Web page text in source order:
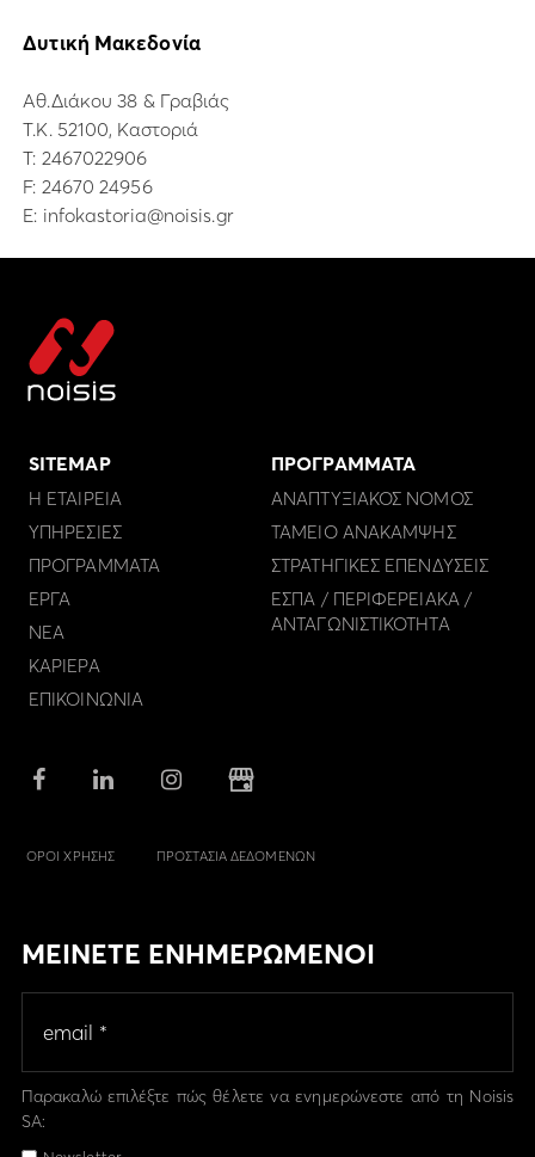
Δυτική Μακεδονία
Αθ.Διάκου 38 & Γραβιάς
Τ.Κ. 52100, Καστοριά
Τ: 2467022906
F: 24670 24956
E: infokastoria@noisis.gr
SITEMAP
Η ΕΤΑΙΡΕΙΑ
ΥΠΗΡΕΣΙΕΣ
ΠΡΟΓΡΑΜΜΑΤΑ
ΕΡΓΑ
ΝΕΑ
ΚΑΡΙΕΡΑ
ΕΠΙΚΟΙΝΩΝΙΑ
ΠΡΟΓΡΑΜΜΑΤΑ
ΑΝΑΠΤΥΞΙΑΚΟΣ ΝΟΜΟΣ
ΤΑΜΕΙΟ ΑΝΑΚΑΜΨΗΣ
ΣΤΡΑΤΗΓΙΚΕΣ ΕΠΕΝΔΥΣΕΙΣ
ΕΣΠΑ / ΠΕΡΙΦΕΡΕΙΑΚΑ /
ΑΝΤΑΓΩΝΙΣΤΙΚΟΤΗΤΑ
ΟΡΟΙ ΧΡΗΣΗΣ ΠΡΟΣΤΑΣΙΑ ΔΕΔΟΜΕΝΩΝ
ΜΕΙΝΕΤΕ ΕΝΗΜΕΡΩΜΕΝΟΙ
Παρακαλώ επιλέξτε πώς θέλετε να ενημερώνεστε από τη Noisis
SA: